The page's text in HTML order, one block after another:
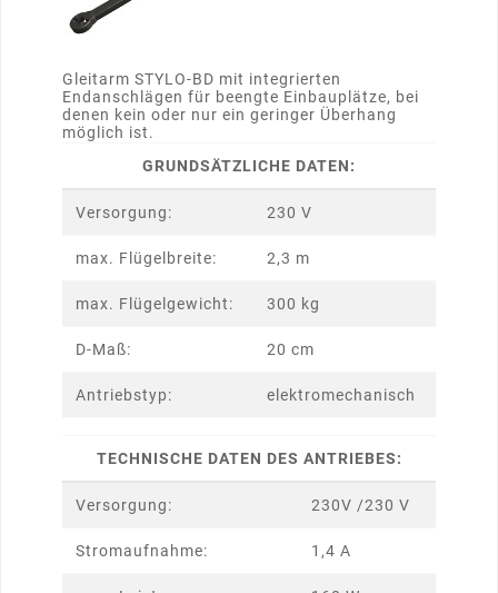
Gleitarm STYLO-BD mit integrierten
Endanschlägen für beengte Einbauplätze, bei
denen kein oder nur ein geringer Überhang
möglich ist.
GRUNDSÄTZLICHE DATEN:
Versorgung: 230 V
max. Flügelbreite: 2,3 m
max. Flügelgewicht: 300 kg
D-Maß: 20 cm
Antriebstyp: elektromechanisch
TECHNISCHE DATEN DES ANTRIEBES:
Versorgung: 230V /230 V
Stromaufnahme: 1,4 A